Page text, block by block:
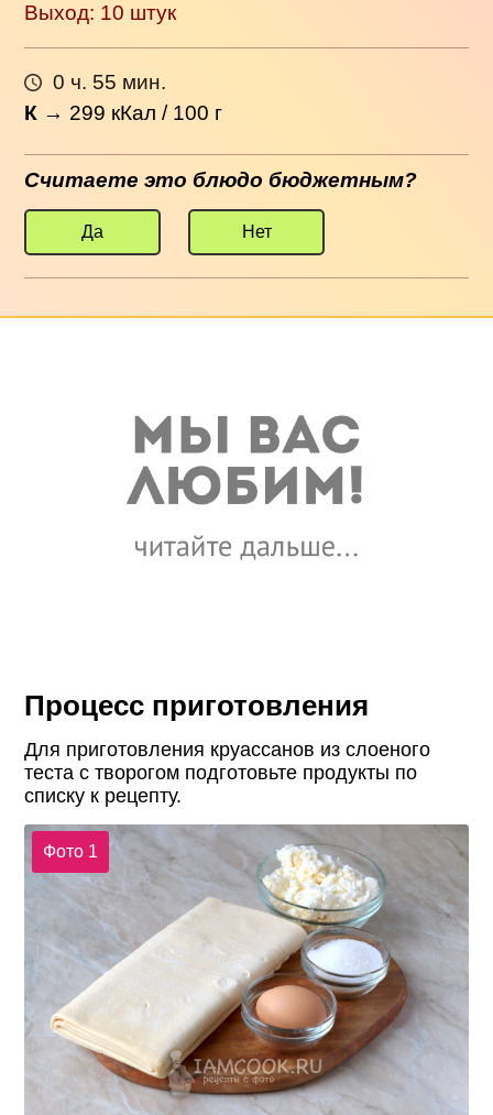
Выход: 10 штук
0 ч. 55 мин.
К → 299 кКал / 100 г
Считаете это блюдо бюджетным?
Да Нет
Процесс приготовления
Для приготовления круассанов из слоеного
теста с творогом подготовьте продукты по
списку к рецепту.
Фото 1